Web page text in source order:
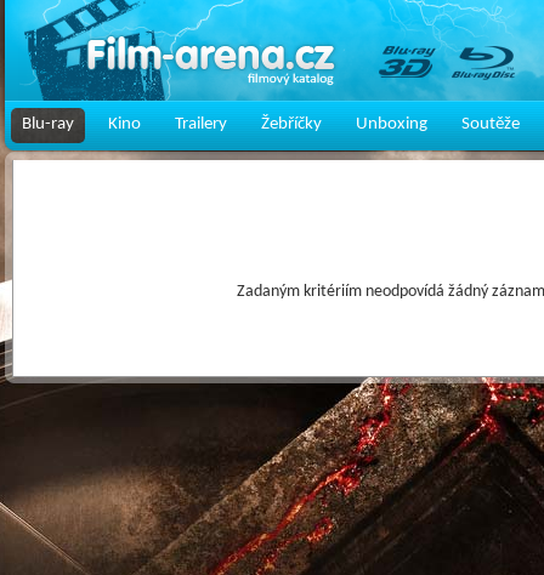
Blu-ray Kino Trailery Žebříčky Unboxing Soutěže
Zadaným kritériím neodpovídá žádný